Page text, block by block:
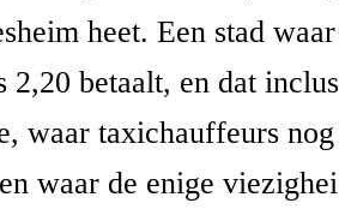
heet. Een stad
2,20 betaalt, en dat
waar taxichauffeurs
waar de enige